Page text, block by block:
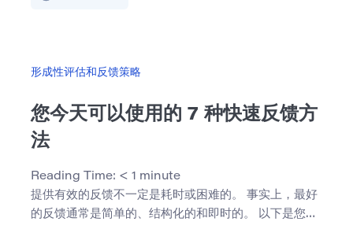
形成性评估和反馈策略
您今天可以使用的 7 种快速反馈方
法
Reading Time: < 1 minute
提供有效的反馈不一定是耗时或困难的。 事实上，最好
的反馈通常是简单的、结构化的和即时的。 以下是您可